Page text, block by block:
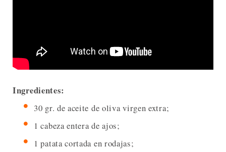
Ingredientes:
30 gr. de aceite de oliva virgen extra;
1 cabeza entera de ajos;
1 patata cortada en rodajas;